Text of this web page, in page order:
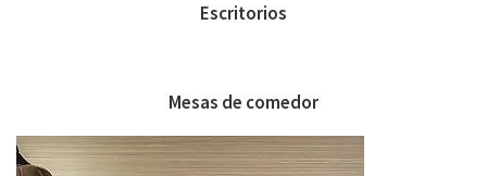
Escritorios
Mesas de comedor